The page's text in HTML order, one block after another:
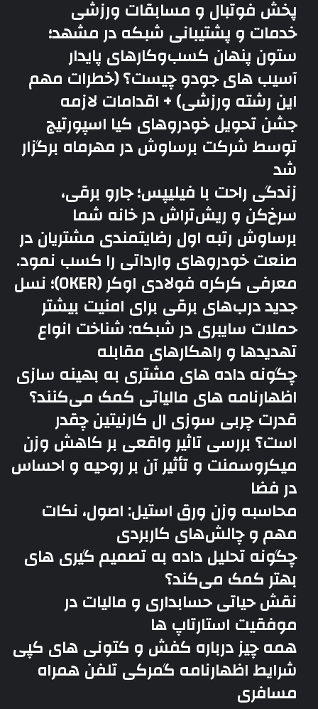
پخش فوتبال و مسابقات ورزشی
خدمات و پشتیبانی شبکه در مشهد؛
ستون پنهان کسب‌وکارهای پایدار
آسیب های جودو چیست؟ (خطرات مهم
این رشته ورزشی) + اقدامات لازمه
جشن تحویل خودروهای کیا اسپورتیج
توسط شرکت برساوش در مهرماه برگزار
شد
زندگی راحت با فیلیپس؛ جارو برقی،
سرخ‌کن و ریش‌تراش در خانه شما
برساوش رتبه اول رضایتمندی مشتریان در
صنعت خودروهای وارداتی را کسب نمود.
معرفی کرکره فولادی اوکر (OKER)؛ نسل
جدید درب‌های برقی برای امنیت بیشتر
حملات سایبری در شبکه: شناخت انواع
تهدیدها و راهکارهای مقابله
چگونه داده های مشتری به بهینه سازی
اظهارنامه های مالیاتی کمک می‌کنند؟
قدرت چربی سوزی ال کارنیتین چقدر
است؟ بررسی تاثیر واقعی بر کاهش وزن
میکروسمنت و تأثیر آن بر روحیه و احساس
در فضا
محاسبه وزن ورق استیل: اصول، نکات
مهم و چالش‌های کاربردی
چگونه تحلیل داده به تصمیم گیری های
بهتر کمک می‌کند؟
نقش حیاتی حسابداری و مالیات در
موفقیت استارتاپ ها
همه چیز درباره کفش و کتونی های کپی
شرایط اظهارنامه گمرکی تلفن همراه
مسافری